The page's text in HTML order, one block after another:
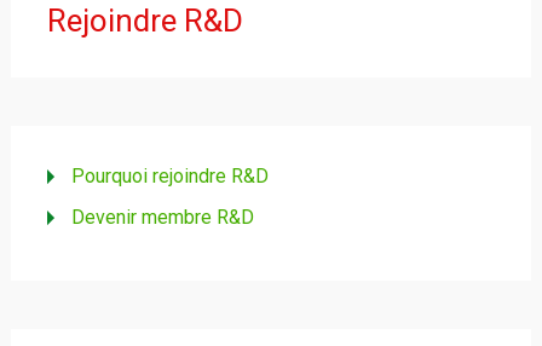
Rejoindre R&D
Pourquoi rejoindre R&D
Devenir membre R&D